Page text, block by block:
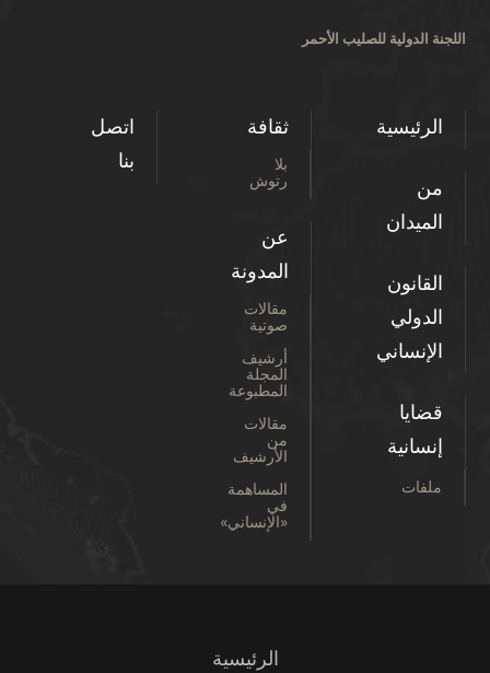
اللجنة الدولية للصليب الأحمر
الرئيسية
من
الميدان
القانون
الدولي
الإنساني
قضايا
إنسانية
ملفات
ثقافة
بلا
رتوش
عن
المدونة
مقالات
صوتية
أرشيف
المجلة
المطبوعة
مقالات
من
الأرشيف
المساهمة
في
«الإنساني»
اتصل
بنا
الرئيسية